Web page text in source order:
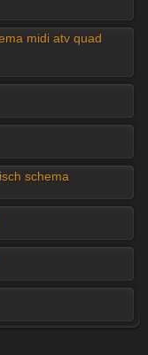
midi atv quad
schema